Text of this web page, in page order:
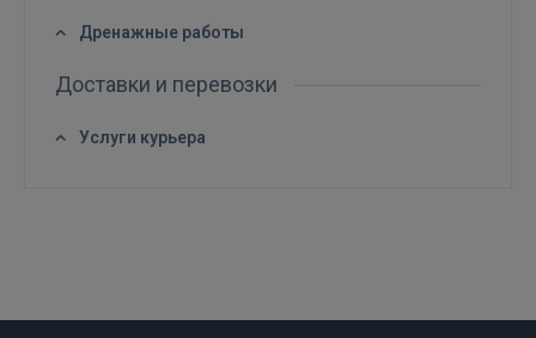
ВОЙТИ
Забыли пароль? Запомнить?
Дренажные работы
Доставки и перевозки
Услуги курьера